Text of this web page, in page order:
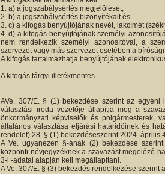
a) a jogszabálysértés megjelölését,
b) a jogszabálysértés bizonyítékait és
c) a kifogás benyújtójának nevét, lakcímét
d) a kifogás benyújtójának személyi
nem rendelkezik személyi azonosítóval, a
szervezet vagy más szervezet esetében a
A kifogás tartalmazhatja benyújtójának
A kifogás tárgyi illetékmentes.
AVe. 307/E. § (1) bekezdése szerint az
választási iroda vezetője állapítja meg a
önkormányzati képviselők és polgármesterek,
általános választása eljárási határidőinek és
rendelet) 28. § (1) bekezdéseszerint 2024. április
A Ve. ugyanezen §-ának (2) bekezdése
központi névjegyzéknek a szavazást megelőző
3-i -adatai alapján kell megállapítani.
A Ve. 307/E. § (3) bekezdés rendelkezése